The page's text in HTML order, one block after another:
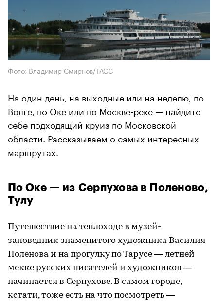
Фото: Владимир Смирнов/ТАСС
На один день, на выходные или на неделю, по
Волге, по Оке или по Москве-реке — найдите
себе подходящий круиз по Московской
области. Рассказываем о самых интересных
маршрутах.
По Оке — из Серпухова в Поленово,
Тулу
Путешествие на теплоходе в музей-
заповедник знаменитого художника Василия
Поленова и на прогулку по Тарусе — летней
мекке русских писателей и художников —
начинается в Серпухове. В самом городе,
кстати, тоже есть на что посмотреть —